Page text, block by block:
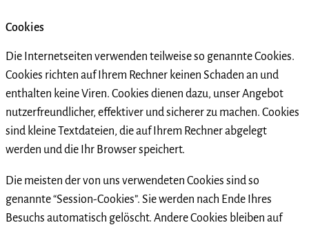
Cookies
Die Internetseiten verwenden teilweise so genannte Cookies.
Cookies richten auf Ihrem Rechner keinen Schaden an und
enthalten keine Viren. Cookies dienen dazu, unser Angebot
nutzerfreundlicher, effektiver und sicherer zu machen. Cookies
sind kleine Textdateien, die auf Ihrem Rechner abgelegt
werden und die Ihr Browser speichert.
Die meisten der von uns verwendeten Cookies sind so
genannte “Session-Cookies”. Sie werden nach Ende Ihres
Besuchs automatisch gelöscht. Andere Cookies bleiben auf